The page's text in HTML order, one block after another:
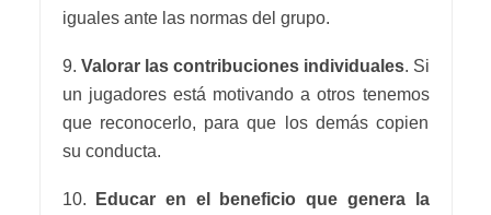
iguales ante las normas del grupo.
9. Valorar las contribuciones individuales. Si
un jugadores está motivando a otros tenemos
que reconocerlo, para que los demás copien
su conducta.
10. Educar en el beneficio que genera la